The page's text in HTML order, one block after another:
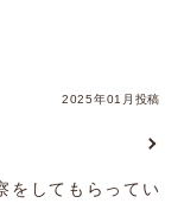
2025年01月投稿
をしてもらってい